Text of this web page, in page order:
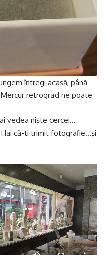
întregi acasă, până
retrograd ne poate
vedea nişte cercei…
că-ti trimit fotografie…şi